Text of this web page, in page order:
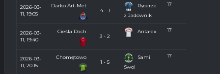
2026-03-
11, 19:05
Darko Art-Met
4 - 1
Rycerze
z Jadownik
17
2026-03-
11, 19:40
Cieśla Dach
3 - 2
Antałex 17
2026-03-
11, 20:15
Chomętowo
1 - 5
Sami
Swoi
17